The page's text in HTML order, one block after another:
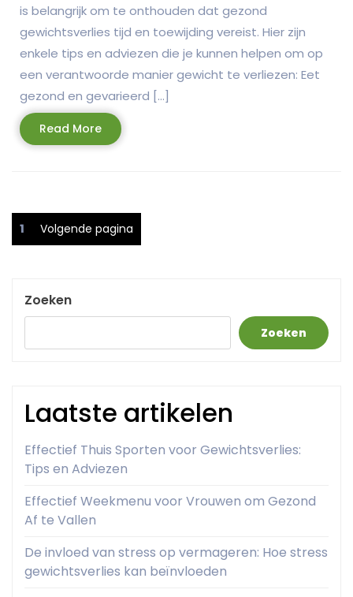
is belangrijk om te onthouden dat gezond
gewichtsverlies tijd en toewijding vereist. Hier zijn
enkele tips en adviezen die je kunnen helpen om op
een verantwoorde manier gewicht te verliezen: Eet
gezond en gevarieerd […]
Read MoreRead
More
Berichtnavigatie
Pagina
1 Volgende pagina
Zoeken
Zoeken
Laatste artikelen
Effectief Thuis Sporten voor Gewichtsverlies:
Tips en Adviezen
Effectief Weekmenu voor Vrouwen om Gezond
Af te Vallen
De invloed van stress op vermageren: Hoe stress
gewichtsverlies kan beïnvloeden